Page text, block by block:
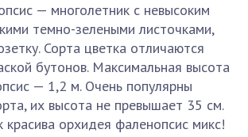
— многолетник с невысоким
темно-зелеными листочками,
Сорта цветка отличаются
бутонов. Максимальная высота
— 1,2 м. Очень популярны
их высота не превышает 35 см.
красива орхидея фаленопсис микс!